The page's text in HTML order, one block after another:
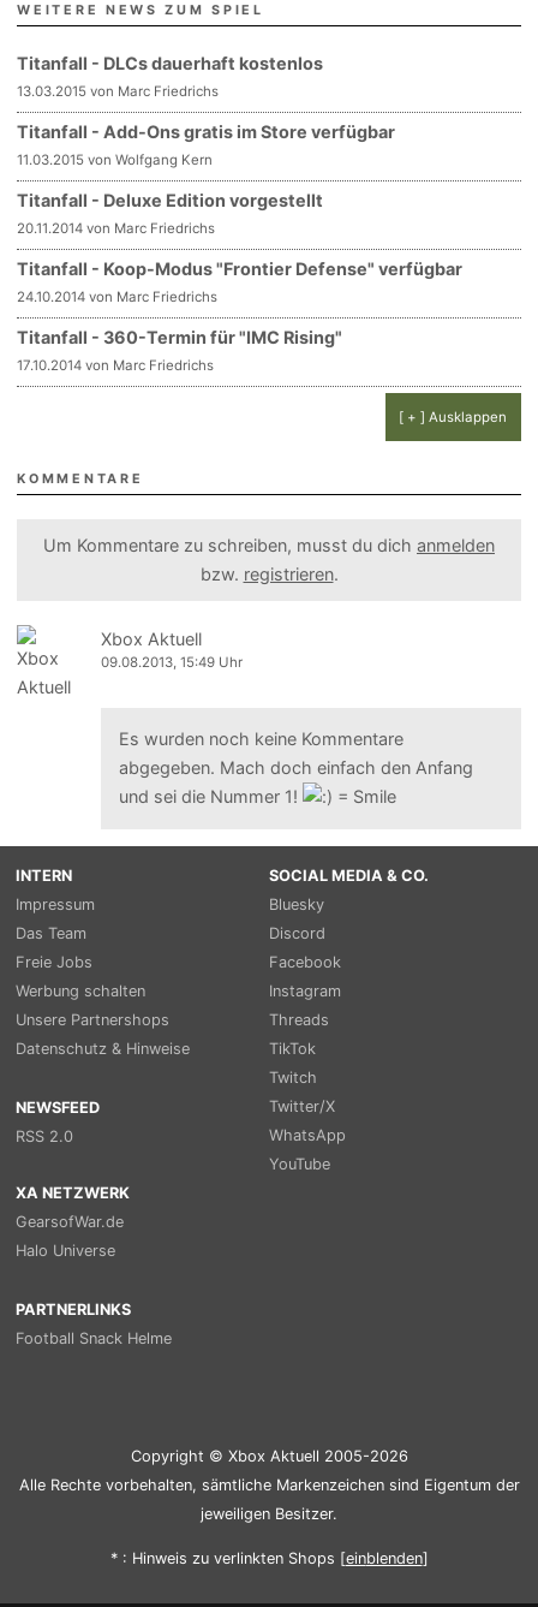
WEITERE NEWS ZUM SPIEL
Titanfall - DLCs dauerhaft kostenlos
13.03.2015 von Marc Friedrichs
Titanfall - Add-Ons gratis im Store verfügbar
11.03.2015 von Wolfgang Kern
Titanfall - Deluxe Edition vorgestellt
20.11.2014 von Marc Friedrichs
Titanfall - Koop-Modus "Frontier Defense" verfügbar
24.10.2014 von Marc Friedrichs
Titanfall - 360-Termin für "IMC Rising"
17.10.2014 von Marc Friedrichs
[ + ] Ausklappen
KOMMENTARE
Um Kommentare zu schreiben, musst du dich anmelden
bzw. registrieren.
Xbox Aktuell
09.08.2013, 15:49 Uhr
Es wurden noch keine Kommentare
abgegeben. Mach doch einfach den Anfang
und sei die Nummer 1!
INTERN
Impressum
Das Team
Freie Jobs
Werbung schalten
Unsere Partnershops
Datenschutz & Hinweise
NEWSFEED
RSS 2.0
SOCIAL MEDIA & CO.
Bluesky
Discord
Facebook
Instagram
Threads
TikTok
Twitch
Twitter/X
WhatsApp
YouTube
XA NETZWERK
GearsofWar.de
Halo Universe
PARTNERLINKS
Football Snack Helme
Copyright © Xbox Aktuell 2005-2026
Alle Rechte vorbehalten, sämtliche Markenzeichen sind Eigentum der
jeweiligen Besitzer.
* : Hinweis zu verlinkten Shops [einblenden]